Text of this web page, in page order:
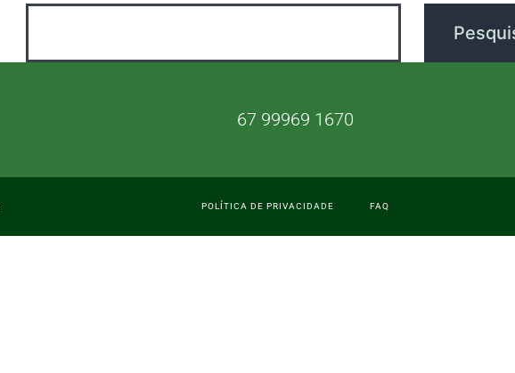
67 99969 1670
POLÍTICA DE PRIVACIDADE FAQ